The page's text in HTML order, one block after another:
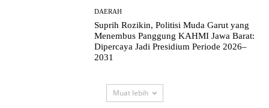
DAERAH
Suprih Rozikin, Politisi Muda Garut yang
Menembus Panggung KAHMI Jawa Barat:
Dipercaya Jadi Presidium Periode 2026–
2031
Muat lebih